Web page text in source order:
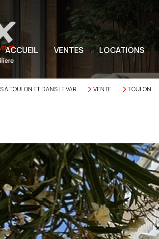
ACCUEIL VENTES LOCATIONS
À TOULON ET DANS LE VAR VENTE TOULON